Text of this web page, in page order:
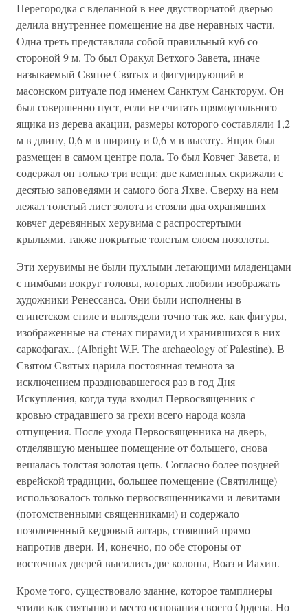
Перегородка с вделанной в нее двустворчатой дверью
делила внутреннее помещение на две неравных части.
Одна треть представляла собой правильный куб со
стороной 9 м. То был Оракул Ветхого Завета, иначе
называемый Святое Святых и фигурирующий в
масонском ритуале под именем Санктум Санкторум. Он
был совершенно пуст, если не считать прямоугольного
ящика из дерева акации, размеры которого составляли 1,2
м в длину, 0,6 м в ширину и 0,6 м в высоту. Ящик был
размещен в самом центре пола. То был Ковчег Завета, и
содержал он только три вещи: две каменных скрижали с
десятью заповедями и самого бога Яхве. Сверху на нем
лежал толстый лист золота и стояли два охранявших
ковчег деревянных херувима с распростертыми
крыльями, также покрытые толстым слоем позолоты.
Эти херувимы не были пухлыми летающими младенцами
с нимбами вокруг головы, которых любили изображать
художники Ренессанса. Они были исполнены в
египетском стиле и выглядели точно так же, как фигуры,
изображенные на стенах пирамид и хранившихся в них
саркофагах.. (Albright W.F. The archaeology of Palestine). В
Святом Святых царила постоянная темнота за
исключением праздновавшегося раз в год Дня
Искупления, когда туда входил Первосвященник с
кровью страдавшего за грехи всего народа козла
отпущения. После ухода Первосвященника на дверь,
отделявшую меньшее помещение от большего, снова
вешалась толстая золотая цепь. Согласно более поздней
еврейской традиции, большее помещение (Святилище)
использовалось только первосвященниками и левитами
(потомственными священниками) и содержало
позолоченный кедровый алтарь, стоявший прямо
напротив двери. И, конечно, по обе стороны от
восточных дверей высились две колоны, Воаз и Иахин.
Кроме того, существовало здание, которое тамплиеры
чтили как святыню и место основания своего Ордена. Но